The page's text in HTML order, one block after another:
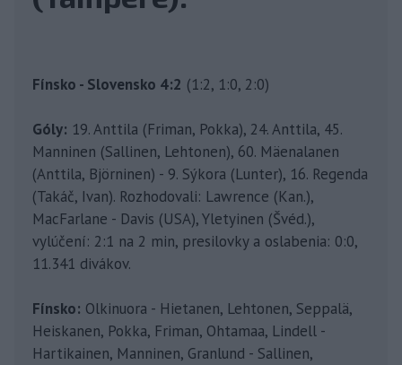
Fínsko - Slovensko 4:2 (1:2, 1:0, 2:0)
Góly: 19. Anttila (Friman, Pokka), 24. Anttila, 45.
Manninen (Sallinen, Lehtonen), 60. Mäenalanen
(Anttila, Björninen) - 9. Sýkora (Lunter), 16. Regenda
(Takáč, Ivan). Rozhodovali: Lawrence (Kan.),
MacFarlane - Davis (USA), Yletyinen (Švéd.),
vylúčení: 2:1 na 2 min, presilovky a oslabenia: 0:0,
11.341 divákov.
Fínsko: Olkinuora - Hietanen, Lehtonen, Seppalä,
Heiskanen, Pokka, Friman, Ohtamaa, Lindell -
Hartikainen, Manninen, Granlund - Sallinen,